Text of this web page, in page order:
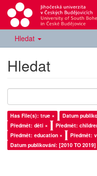
Hledat
Hledat
Has File(s): true × Datum
Předmět: děti ×
Předmět:
Předmět: education ×
Předmět:
Datum publikování: [2010 TO 2019]